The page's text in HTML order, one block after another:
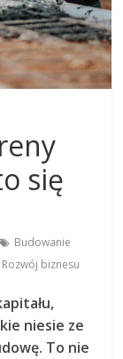
się
Budowanie
Rozwój biznesu
niesie ze
To nie